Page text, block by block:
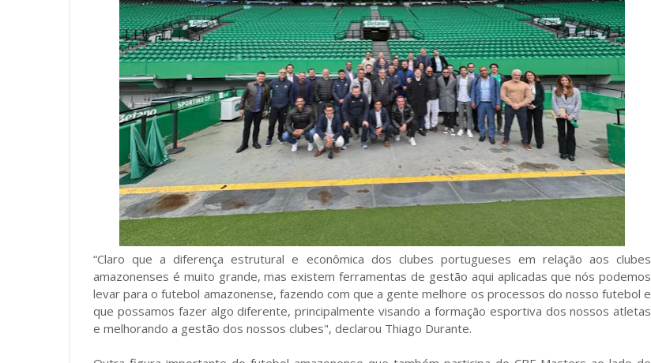
“Claro que a diferença estrutural e econômica dos clubes portugueses em relação aos clubes
amazonenses é muito grande, mas existem ferramentas de gestão aqui aplicadas que nós podemos
levar para o futebol amazonense, fazendo com que a gente melhore os processos do nosso futebol e
que possamos fazer algo diferente, principalmente visando a formação esportiva dos nossos atletas
e melhorando a gestão dos nossos clubes", declarou Thiago Durante.